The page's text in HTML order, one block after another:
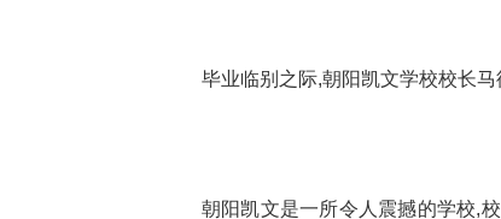
毕业临别之际,朝阳凯文学校校长
朝阳凯文是一所令人震撼的学校,